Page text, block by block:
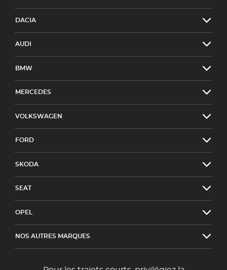
DACIA
AUDI
BMW
MERCEDES
VOLKSWAGEN
FORD
SKODA
SEAT
OPEL
NOS AUTRES MARQUES